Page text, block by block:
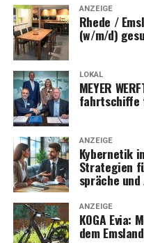
ANZEIGE
Rhe­de /
(w/m/d)
LOKAL
MEYER
fahrt­schif­fe
ANZEIGE
Kyber­ne­tik
Stra­te­gien
sprä­che
ANZEIGE
KOGA Evia:
dem